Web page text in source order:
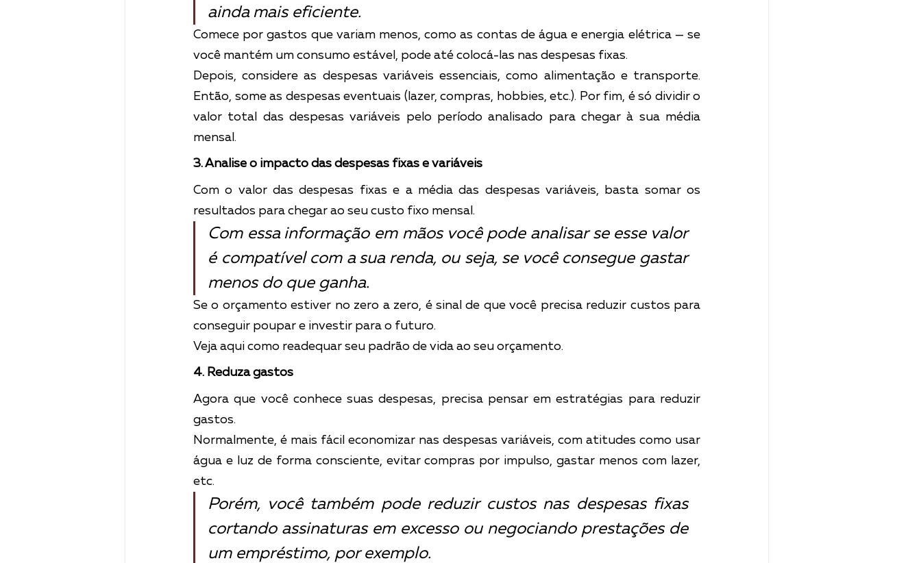
ainda mais eficiente.
Comece por gastos que variam menos, como as contas de água e energia elétrica — se
você mantém um consumo estável, pode até colocá-las nas despesas fixas.
Depois, considere as despesas variáveis essenciais, como alimentação e transporte.
Então, some as despesas eventuais (lazer, compras, hobbies, etc.). Por fim, é só dividir o
valor total das despesas variáveis pelo período analisado para chegar à sua média
mensal.
3. Analise o impacto das despesas fixas e variáveis
Com o valor das despesas fixas e a média das despesas variáveis, basta somar os
resultados para chegar ao seu custo fixo mensal.
Com essa informação em mãos você pode analisar se esse valor
é compatível com a sua renda, ou seja, se você consegue gastar
menos do que ganha.
Se o orçamento estiver no zero a zero, é sinal de que você precisa reduzir custos para
conseguir poupar e investir para o futuro.
Veja aqui como readequar seu padrão de vida ao seu orçamento.
4. Reduza gastos
Agora que você conhece suas despesas, precisa pensar em estratégias para reduzir
gastos.
Normalmente, é mais fácil economizar nas despesas variáveis, com atitudes como usar
água e luz de forma consciente, evitar compras por impulso, gastar menos com lazer,
etc.
Porém, você também pode reduzir custos nas despesas fixas
cortando assinaturas em excesso ou negociando prestações de
um empréstimo, por exemplo.